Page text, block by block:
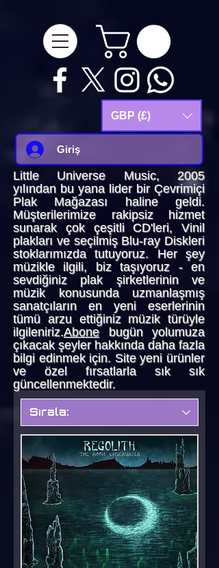
GBP (£)
Giriş
Little Universe Music, 2005
yılından bu yana lider bir Çevrimiçi
Plak Mağazası haline geldi.
Müşterilerimize rakipsiz hizmet
sunarak çok çeşitli CD'leri, Vinil
plakları ve seçilmiş Blu-ray Diskleri
stoklarımızda tutuyoruz. Her şey
müzikle ilgili, biz taşıyoruz - en
sevdiğiniz plak şirketlerinin ve
müzik konusunda uzmanlaşmış
sanatçıların en yeni eserlerinin
tümü arzu ettiğiniz müzik türüyle
ilgileniriz.Abonebugün yolumuza
çıkacak şeyler hakkında daha fazla
bilgi edinmek için. Site yeni ürünler
ve özel fırsatlarla sık sık
güncellenmektedir.